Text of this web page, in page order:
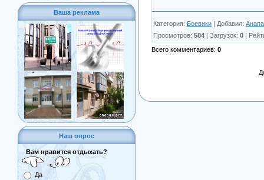
Ваша реклама
Наш опрос
Вам нравится отдыхать?
Да
Категория: Боевики | Добавил: Анапа
Просмотров: 584 | Загрузок: 0 |
Всего комментариев: 0